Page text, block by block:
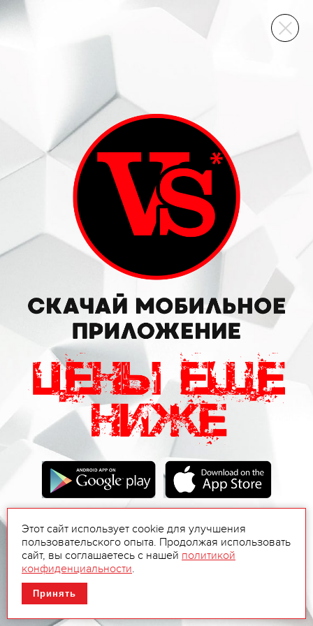
ВИННЫЙ СКЛАД
Этот сайт использует cookie для улучшения
пользовательского опыта. Продолжая использовать
сайт, вы соглашаетесь с нашей политикой
конфиденциальности.
Принять